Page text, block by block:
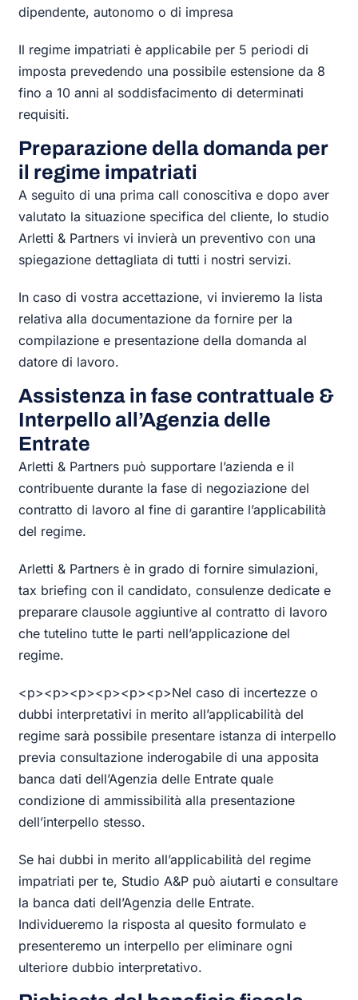
dipendente, autonomo o di impresa
Il regime impatriati è applicabile per 5 periodi di
imposta prevedendo una possibile estensione da 8
fino a 10 anni al soddisfacimento di determinati
requisiti.
Preparazione della domanda per
il regime impatriati
A seguito di una prima call conoscitiva e dopo aver
valutato la situazione specifica del cliente, lo studio
Arletti & Partners vi invierà un preventivo con una
spiegazione dettagliata di tutti i nostri servizi.
In caso di vostra accettazione, vi invieremo la lista
relativa alla documentazione da fornire per la
compilazione e presentazione della domanda al
datore di lavoro.
Assistenza in fase contrattuale &
Interpello all’Agenzia delle
Entrate
Arletti & Partners può supportare l’azienda e il
contribuente durante la fase di negoziazione del
contratto di lavoro al fine di garantire l’applicabilità
del regime.
Arletti & Partners è in grado di fornire simulazioni,
tax briefing con il candidato, consulenze dedicate e
preparare clausole aggiuntive al contratto di lavoro
che tutelino tutte le parti nell’applicazione del
regime.
<p><p><p><p><p><p>Nel caso di incertezze o
dubbi interpretativi in merito all’applicabilità del
regime sarà possibile presentare istanza di interpello
previa consultazione inderogabile di una apposita
banca dati dell’Agenzia delle Entrate quale
condizione di ammissibilità alla presentazione
dell’interpello stesso.
Se hai dubbi in merito all’applicabilità del regime
impatriati per te, Studio A&P può aiutarti e consultare
la banca dati dell’Agenzia delle Entrate.
Individueremo la risposta al quesito formulato e
presenteremo un interpello per eliminare ogni
ulteriore dubbio interpretativo.